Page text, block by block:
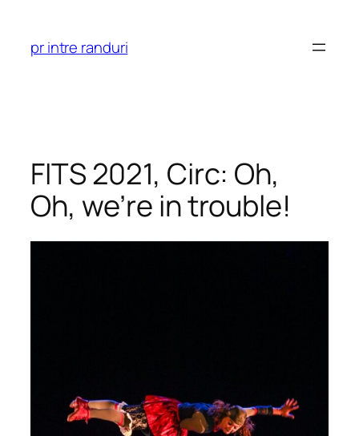
content
pr intre randuri
FITS 2021, Circ: Oh,
Oh, we’re in trouble!